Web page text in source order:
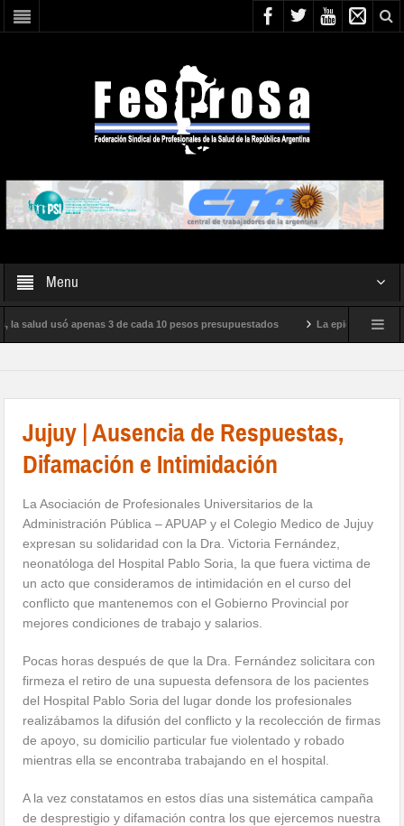
Menu
usó apenas 3 de cada 10 pesos presupuestados La epidemia de
Jujuy | Ausencia de Respuestas,
Difamación e Intimidación
La Asociación de Profesionales Universitarios de la
Administración Pública – APUAP y el Colegio Medico de Jujuy
expresan su solidaridad con la Dra. Victoria Fernández,
neonatóloga del Hospital Pablo Soria, la que fuera victima de
un acto que consideramos de intimidación en el curso del
conflicto que mantenemos con el Gobierno Provincial por
mejores condiciones de trabajo y salarios.
Pocas horas después de que la Dra. Fernández solicitara con
firmeza el retiro de una supuesta defensora de los pacientes
del Hospital Pablo Soria del lugar donde los profesionales
realizábamos la difusión del conflicto y la recolección de firmas
de apoyo, su domicilio particular fue violentado y robado
mientras ella se encontraba trabajando en el hospital.
A la vez constatamos en estos días una sistemática campaña
de desprestigio y difamación contra los que ejercemos nuestra